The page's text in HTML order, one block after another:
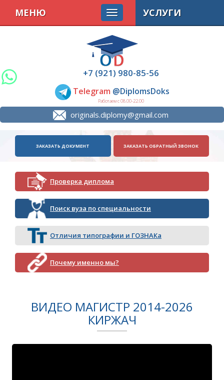
+7 (921) 980-85-56
Telegram @DiplomsDoks
Работаем с 08.00-22.00
originals.diplomy@gmail.com
МЕНЮ
ЗАКАЗАТЬ ДОКУМЕНТ ЗАКАЗАТЬ ОБРАТНЫЙ ЗВОНОК
Проверка диплома
Поиск вуза по специальности
Отличия типографии и ГОЗНАКа
Почему именно мы?
УСЛУГИ
ВИДЕО МАГИСТР 2014-2026
КИРЖАЧ